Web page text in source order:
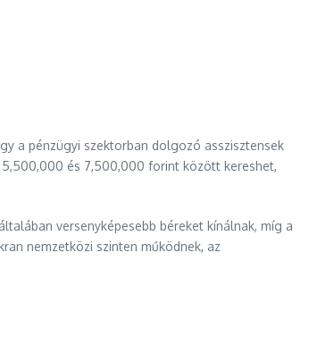
a pénzügyi szektorban dolgozó asszisztensek
5,500,000 és 7,500,000 forint között kereshet,
versenyképesebb béreket kínálnak, míg a
nemzetközi szinten működnek, az